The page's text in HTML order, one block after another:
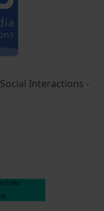
Interactions -